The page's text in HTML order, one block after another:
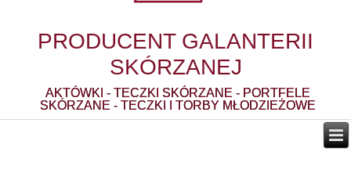
PRODUCENT GALANTERII
SKÓRZANEJ
AKTÓWKI - TECZKI SKÓRZANE - PORTFELE
SKÓRZANE - TECZKI I TORBY MŁODZIEŻOWE